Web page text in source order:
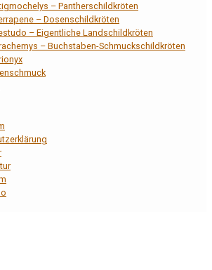
– Pantherschildkröten
– Dosenschildkröten
– Eigentliche Landschildkröten
– Buchstaben-Schmuckschildkröten